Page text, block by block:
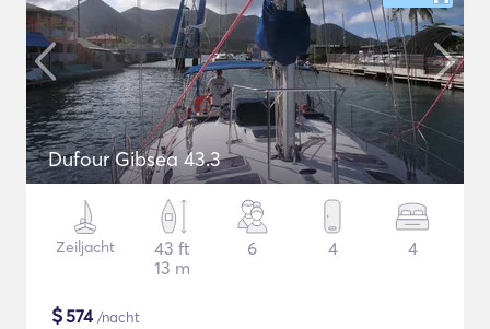
Dufour Gibsea 43.3
Zeiljacht
43 ft
13 m
6 4 4
$574/nacht